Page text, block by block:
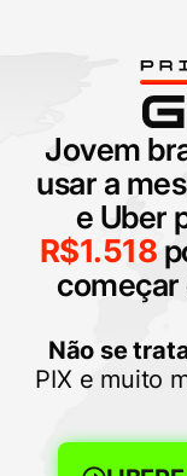
Jovem
usar a
e Uber
R$1.518
começar
Não se
PIX e muito